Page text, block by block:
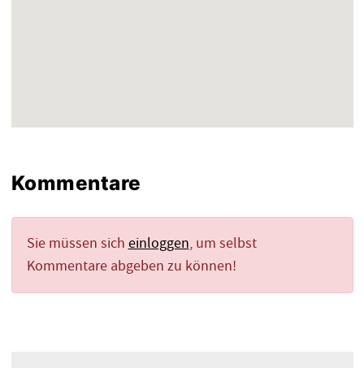
Kommentare
Sie müssen sich einloggen, um selbst
Kommentare abgeben zu können!